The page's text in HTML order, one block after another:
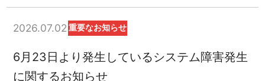
2026.07.02 重要なお知らせ
6月23日より発生しているシステム障害発生
に関するお知らせ